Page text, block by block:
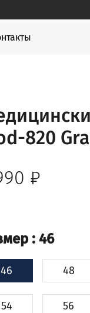
820
₽
: 46
46 48
54 56